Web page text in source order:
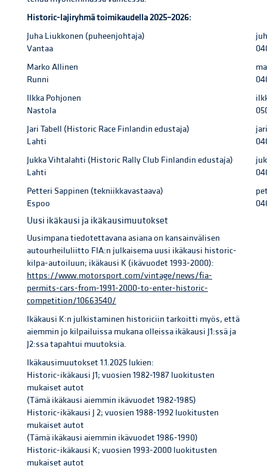
Historic-lajiryhmä toimikaudella 2025–2026:
Juha Liukkonen (puheenjohtaja)
Vantaa
Marko Allinen
Runni
Ilkka Pohjonen
Nastola
Jari Tabell (Historic Race Finlandin edustaja)
Lahti
Jukka Vihtalahti (Historic Rally Club Finlandin edustaja)
Lahti
Petteri Sappinen (tekniikkavastaava)
Espoo
Uusi ikäkausi ja ikäkausimuutokset
Uusimpana tiedotettavana asiana on kansainvälisen
autourheiluliitto FIA:n julkaisema uusi ikäkausi historic-
kilpa-autoiluun; ikäkausi K (ikävuodet 1993-2000):
https://www.motorsport.com/vintage/news/fia-
permits-cars-from-1991-2000-to-enter-historic-
competition/10663540/
Ikäkausi K:n julkistaminen historiciin tarkoitti myös, että
aiemmin jo kilpailuissa mukana olleissa ikäkausi J1:ssä ja
J2:ssa tapahtui muutoksia.
Ikäkausimuutokset 1.1.2025 lukien:
Historic-ikäkausi J1; vuosien 1982-1987 luokitusten
mukaiset autot
(Tämä ikäkausi aiemmin ikävuodet 1982-1985)
Historic-ikäkausi J 2; vuosien 1988-1992 luokitusten
mukaiset autot
(Tämä ikäkausi aiemmin ikävuodet 1986-1990)
Historic-ikäkausi K; vuosien 1993-2000 luokitusten
mukaiset autot